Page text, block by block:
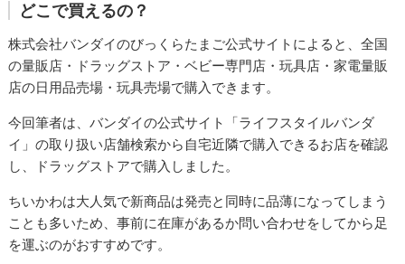
どこで買えるの？
株式会社バンダイのびっくらたまご公式サイトによると、全国
の量販店・ドラッグストア・ベビー専門店・玩具店・家電量販
店の日用品売場・玩具売場で購入できます。
今回筆者は、バンダイの公式サイト「ライフスタイルバンダ
イ」の取り扱い店舗検索から自宅近隣で購入できるお店を確認
し、ドラッグストアで購入しました。
ちいかわは大人気で新商品は発売と同時に品薄になってしまう
ことも多いため、事前に在庫があるか問い合わせをしてから足
を運ぶのがおすすめです。